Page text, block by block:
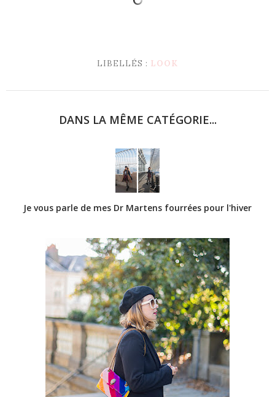
LIBELLÉS : LOOK
DANS LA MÊME CATÉGORIE...
Je vous parle de mes Dr Martens fourrées pour l'hiver